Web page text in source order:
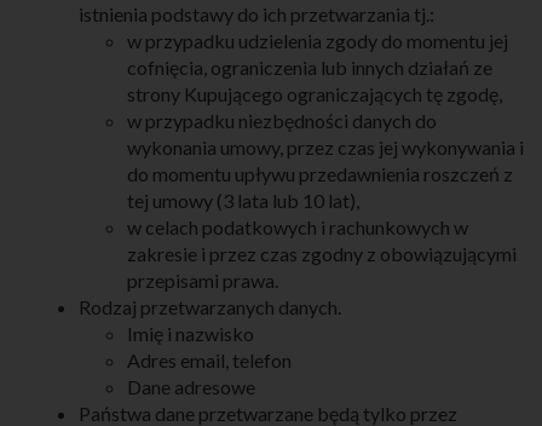
istnienia podstawy do ich przetwarzania tj.:
w przypadku udzielenia zgody do momentu jej
cofnięcia, ograniczenia lub innych działań ze
strony Kupującego ograniczających tę zgodę,
w przypadku niezbędności danych do
wykonania umowy, przez czas jej wykonywania i
do momentu upływu przedawnienia roszczeń z
tej umowy (3 lata lub 10 lat),
w celach podatkowych i rachunkowych w
zakresie i przez czas zgodny z obowiązującymi
przepisami prawa.
Rodzaj przetwarzanych danych.
Imię i nazwisko
Adres email, telefon
Dane adresowe
Państwa dane przetwarzane będą tylko przez